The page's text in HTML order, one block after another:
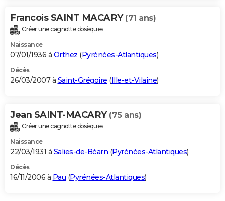
Francois SAINT MACARY (71 ans)
Créer une cagnotte obsèques
Naissance
07/01/1936 à Orthez (Pyrénées-Atlantiques)
Décès
26/03/2007 à Saint-Grégoire (Ille-et-Vilaine)
Jean SAINT-MACARY (75 ans)
Créer une cagnotte obsèques
Naissance
22/03/1931 à Salies-de-Béarn (Pyrénées-Atlantiques)
Décès
16/11/2006 à Pau (Pyrénées-Atlantiques)